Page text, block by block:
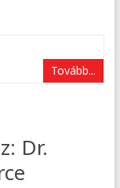
Tovább...
Dr.